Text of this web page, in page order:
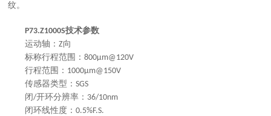
纹。
P73.Z1000S技术参数
运动轴：Z向
标称行程范围 ：800μm@120V
行程范围 ： 1000μm@150V
传感器类型 ：SGS
闭/开环分辨率 ： 36/10nm
闭环线性度 ：0.5%F.S.